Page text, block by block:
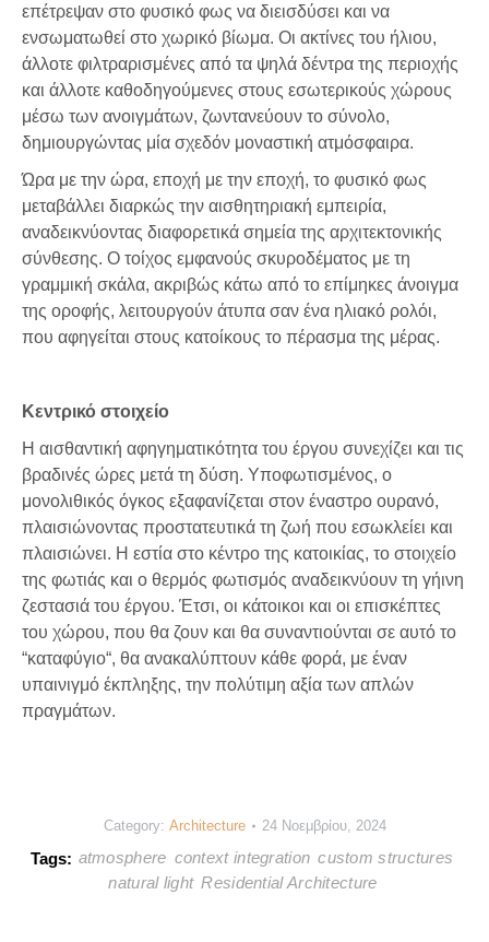
επέτρεψαν στο φυσικό φως να διεισδύσει και να
ενσωματωθεί στο χωρικό βίωμα. Οι ακτίνες του ήλιου,
άλλοτε φιλτραρισμένες από τα ψηλά δέντρα της περιοχής
και άλλοτε καθοδηγούμενες στους εσωτερικούς χώρους
μέσω των ανοιγμάτων, ζωντανεύουν το σύνολο,
δημιουργώντας μία σχεδόν μοναστική ατμόσφαιρα.
Ώρα με την ώρα, εποχή με την εποχή, το φυσικό φως
μεταβάλλει διαρκώς την αισθητηριακή εμπειρία,
αναδεικνύοντας διαφορετικά σημεία της αρχιτεκτονικής
σύνθεσης. Ο τοίχος εμφανούς σκυροδέματος με τη
γραμμική σκάλα, ακριβώς κάτω από το επίμηκες άνοιγμα
της οροφής, λειτουργούν άτυπα σαν ένα ηλιακό ρολόι,
που αφηγείται στους κατοίκους το πέρασμα της μέρας.
Κεντρικό στοιχείο
Η αισθαντική αφηγηματικότητα του έργου συνεχίζει και τις
βραδινές ώρες μετά τη δύση. Υποφωτισμένος, ο
μονολιθικός όγκος εξαφανίζεται στον έναστρο ουρανό,
πλαισιώνοντας προστατευτικά τη ζωή που εσωκλείει και
πλαισιώνει. Η εστία στο κέντρο της κατοικίας, το στοιχείο
της φωτιάς και ο θερμός φωτισμός αναδεικνύουν τη γήινη
ζεστασιά του έργου. Έτσι, οι κάτοικοι και οι επισκέπτες
του χώρου, που θα ζουν και θα συναντιούνται σε αυτό το
“καταφύγιο“, θα ανακαλύπτουν κάθε φορά, με έναν
υπαινιγμό έκπληξης, την πολύτιμη αξία των απλών
πραγμάτων.
Category: Architecture 24 Νοεμβρίου, 2024
Tags: atmosphere context integration custom structures
natural light Residential Architecture